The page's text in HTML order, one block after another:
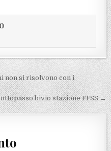
non si risolvono con i
bivio stazione FFSS →